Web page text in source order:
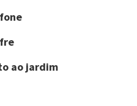
ao jardim